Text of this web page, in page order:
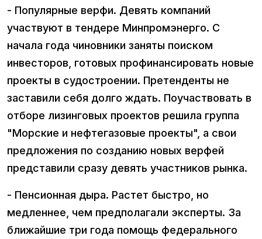
- Популярные верфи. Девять компаний
участвуют в тендере Минпромэнерго. С
начала года чиновники заняты поиском
инвесторов, готовых профинансировать новые
проекты в судостроении. Претенденты не
заставили себя долго ждать. Поучаствовать в
отборе лизинговых проектов решила группа
"Морские и нефтегазовые проекты", а свои
предложения по созданию новых верфей
представили сразу девять участников рынка.
- Пенсионная дыра. Растет быстро, но
медленнее, чем предполагали эксперты. За
ближайшие три года помощь федерального